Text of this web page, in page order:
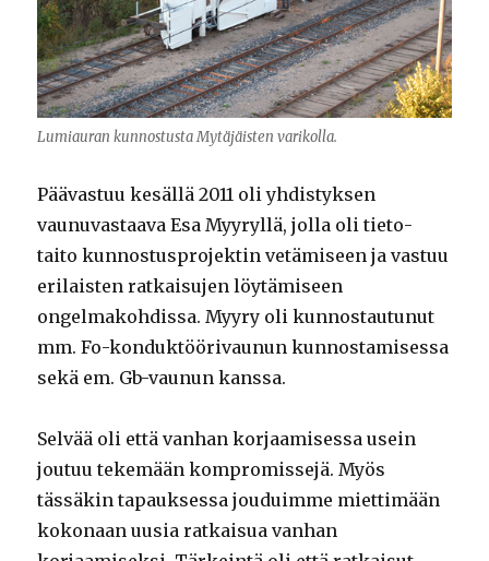
Lumiauran kunnostusta Mytäjäisten varikolla.
Päävastuu kesällä 2011 oli yhdistyksen
vaunuvastaava Esa Myyryllä, jolla oli tieto-
taito kunnostusprojektin vetämiseen ja vastuu
erilaisten ratkaisujen löytämiseen
ongelmakohdissa. Myyry oli kunnostautunut
mm. Fo-konduktöörivaunun kunnostamisessa
sekä em. Gb-vaunun kanssa.
Selvää oli että vanhan korjaamisessa usein
joutuu tekemään kompromissejä. Myös
tässäkin tapauksessa jouduimme miettimään
kokonaan uusia ratkaisua vanhan